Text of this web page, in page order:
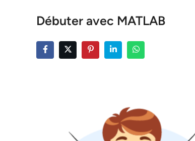
Débuter avec MATLAB